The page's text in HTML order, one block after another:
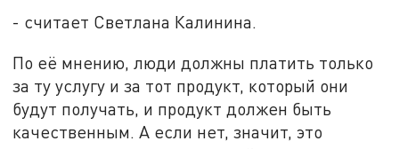
- считает Светлана Калинина.
По её мнению, люди должны платить только
за ту услугу и за тот продукт, который они
будут получать, и продукт должен быть
качественным. А если нет, значит, это